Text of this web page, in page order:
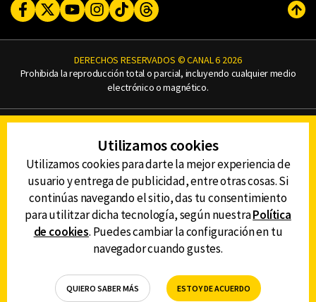
FacebookTwitterYoutubeInstagram
TikTokThreads
DERECHOS RESERVADOS © CANAL 6 2026
Prohibida la reproducción total o parcial, incluyendo cualquier medio
electrónico o magnético.
AVISO DE PRIVACIDAD
AVISO LEGAL
DEFENSORÍA DE LAS AUDIENCIAS
DESCARGA LA APP DE CANAL 6
Utilizamos cookies
Utilizamos cookies para darte la mejor experiencia de
usuario y entrega de publicidad, entre otras cosas. Si
continúas navegando el sitio, das tu consentimiento
para utilitzar dicha tecnología, según nuestraPolítica
de cookies. Puedes cambiar la configuración en tu
navegador cuando gustes.
QUIERO SABER MÁS ESTOY DE ACUERDO